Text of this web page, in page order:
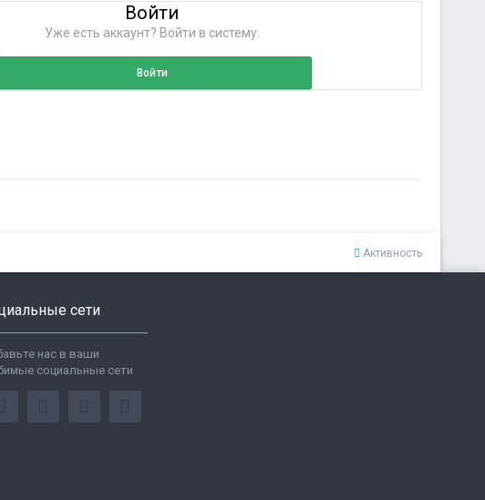
Войти
Уже есть аккаунт? Войти в систему.
Войти
Активность
сети
нас в ваши
социальные сети